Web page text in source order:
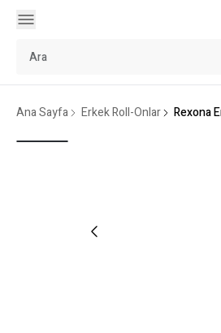
Ana Sayfa Erkek Roll-Onlar Rexona